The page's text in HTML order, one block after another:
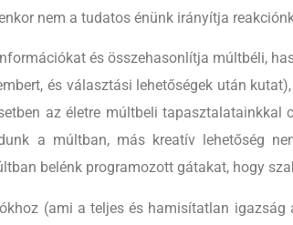
nem a tudatos énünk irányítja
és összehasonlítja múltbéli,
és választási lehetőségek után
az életre múltbeli
a múltban, más kreatív lehetőség
belénk programozott gátakat, hogy
(ami a teljes és hamisítatlan